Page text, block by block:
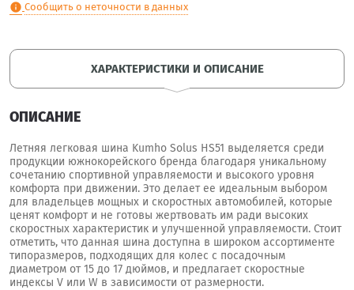
info Сообщить о неточности в данных
ХАРАКТЕРИСТИКИ И ОПИСАНИЕ
ОПИСАНИЕ
Летняя легковая шина Kumho Solus HS51 выделяется среди
продукции южнокорейского бренда благодаря уникальному
сочетанию спортивной управляемости и высокого уровня
комфорта при движении. Это делает ее идеальным выбором
для владельцев мощных и скоростных автомобилей, которые
ценят комфорт и не готовы жертвовать им ради высоких
скоростных характеристик и улучшенной управляемости. Стоит
отметить, что данная шина доступна в широком ассортименте
типоразмеров, подходящих для колес с посадочным
диаметром от 15 до 17 дюймов, и предлагает скоростные
индексы V или W в зависимости от размерности.